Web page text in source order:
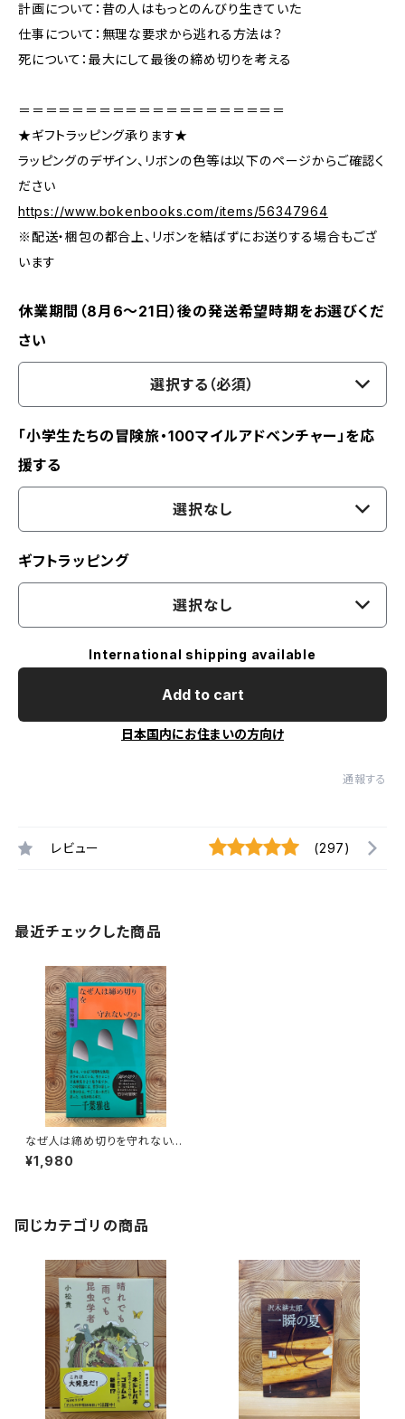
計画について：昔の人はもっとのんびり生きていた
仕事について：無理な要求から逃れる方法は？
死について：最大にして最後の締め切りを考える
＝＝＝＝＝＝＝＝＝＝＝＝＝＝＝＝＝＝＝＝
★ギフトラッピング承ります★
ラッピングのデザイン、リボンの色等は以下のページからご確認く
ださい
https://www.bokenbooks.com/items/56347964
※配送・梱包の都合上、リボンを結ばずにお送りする場合もござ
います
休業期間（8月6〜21日）後の発送希望時期をお選びくだ
さい
選択する（必須）
「小学生たちの冒険旅・100マイルアドベンチャー」を応
援する
選択なし
ギフトラッピング
選択なし
International shipping available
Add to cart
日本国内にお住まいの方向け
通報する
レビュー (297)
最近チェックした商品
なぜ人は締め切りを守れないの
か
¥1,980
同じカテゴリの商品